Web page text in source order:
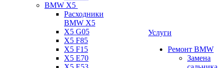
BMW X5
Расходники
BMW X5
X5 G05
X5 F85
X5 F15
X5 E70
Услуги
Ремонт BMW
Замена